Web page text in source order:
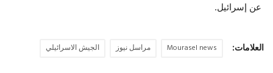
عن إسرائيل.
العلامات: Mourasel news مراسل نيوز الجيش الاسرائيلي